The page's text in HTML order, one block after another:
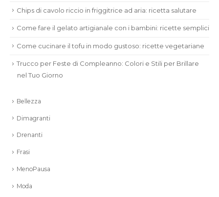
Chips di cavolo riccio in friggitrice ad aria: ricetta salutare
Come fare il gelato artigianale con i bambini: ricette semplici
Come cucinare il tofu in modo gustoso: ricette vegetariane
Trucco per Feste di Compleanno: Colori e Stili per Brillare
nel Tuo Giorno
Bellezza
Dimagranti
Drenanti
Frasi
MenoPausa
Moda